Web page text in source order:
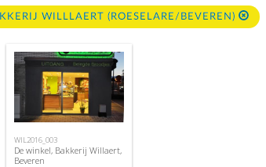
WILLLAERT (ROESELARE/BEVEREN)
WIL2016_003
De winkel, Bakkerij Willaert,
Beveren